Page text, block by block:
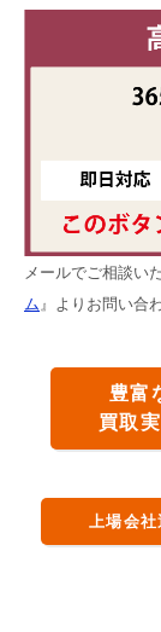
メールでご相談い
ム 』よりお問い合
豊富
買取
上場会社